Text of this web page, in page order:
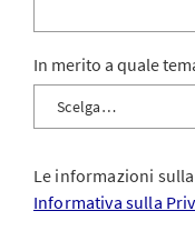
In merito a quale
Le informazioni
Informativa sulla